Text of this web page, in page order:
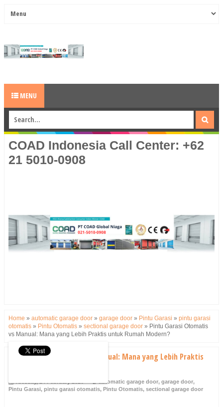
MENU
COAD Indonesia Call Center: +62
21 5010-0908
Home » automatic garage door » garage door » Pintu Garasi » pintu garasi
otomatis » Pintu Otomatis » sectional garage door » Pintu Garasi Otomatis
vs Manual: Mana yang Lebih Praktis untuk Rumah Modern?
Pintu Garasi Otomatis vs Manual: Mana yang Lebih Praktis
automatic garage door, garage door,
Pintu Garasi, pintu garasi otomatis, Pintu Otomatis, sectional garage door